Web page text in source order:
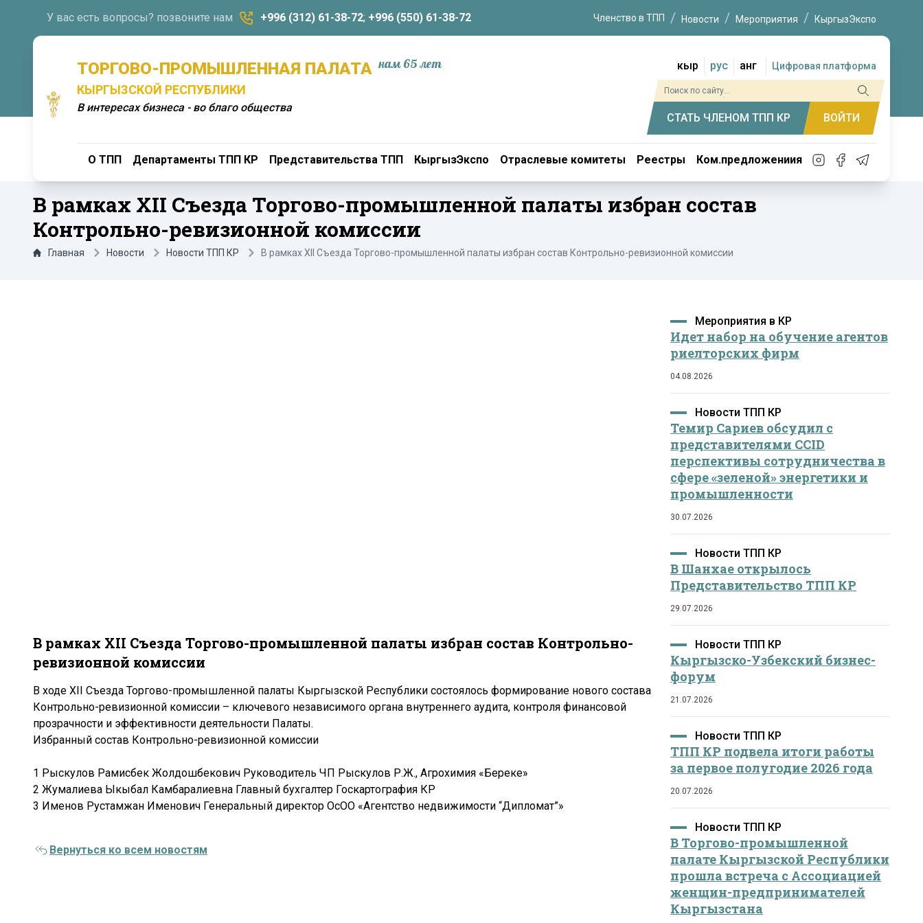
У вас есть вопросы? позвоните нам +996 (312) 61-38-72; +996 (550) 61-38-72 Членство в ТПП Новости Мероприятия КыргызЭкспо
ТОРГОВО-ПРОМЫШЛЕННАЯ ПАЛАТА нам 65 лет
КЫРГЫЗСКОЙ РЕСПУБЛИКИ
В интересах бизнеса - во благо общества
кыр рус анг Цифровая платформа
СТАТЬ ЧЛЕНОМ ТПП КР ВОЙТИ
О ТПП Департаменты ТПП КР Представительства ТПП КыргызЭкспо Отраслевые комитеты Реестры Ком.предложениия
В рамках XII Съезда Торгово-промышленной палаты избран состав
Контрольно-ревизионной комиссии
Главная Новости Новости ТПП КР В рамках XII Съезда Торгово-промышленной палаты избран состав Контрольно-ревизионной комиссии
В рамках XII Съезда Торгово-промышленной палаты избран состав Контрольно-
ревизионной комиссии
В ходе XII Съезда Торгово-промышленной палаты Кыргызской Республики состоялось формирование нового состава
Контрольно-ревизионной комиссии – ключевого независимого органа внутреннего аудита, контроля финансовой
прозрачности и эффективности деятельности Палаты.
Избранный состав Контрольно-ревизионной комиссии
1 Рыскулов Рамисбек Жолдошбекович Руководитель ЧП Рыскулов Р.Ж., Агрохимия «Береке»
2 Жумалиева Ыкыбал Камбаралиевна Главный бухгалтер Госкартография КР
3 Именов Рустамжан Именович Генеральный директор ОсОО «Агентство недвижимости “Дипломат”»
Вернуться ко всем новостям
Мероприятия в КР
Идет набор на обучение агентов
риелторских фирм
04.08.2026
Новости ТПП КР
Темир Сариев обсудил с
представителями CCID
перспективы сотрудничества в
сфере «зеленой» энергетики и
промышленности
30.07.2026
Новости ТПП КР
В Шанхае открылось
Представительство ТПП КР
29.07.2026
Новости ТПП КР
Кыргызско-Узбекский бизнес-
форум
21.07.2026
Новости ТПП КР
ТПП КР подвела итоги работы
за первое полугодие 2026 года
20.07.2026
Новости ТПП КР
В Торгово-промышленной
палате Кыргызской Республики
прошла встреча с Ассоциацией
женщин-предпринимателей
Кыргызстана